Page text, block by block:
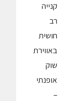
קנייה
רב
חושית
באווירת
שוק
אופנתי
–